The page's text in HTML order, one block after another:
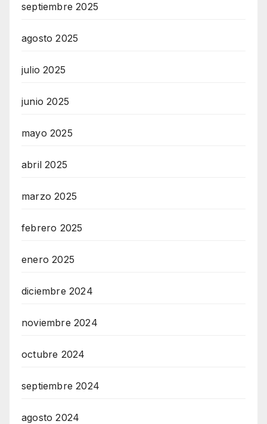
septiembre 2025
agosto 2025
julio 2025
junio 2025
mayo 2025
abril 2025
marzo 2025
febrero 2025
enero 2025
diciembre 2024
noviembre 2024
octubre 2024
septiembre 2024
agosto 2024